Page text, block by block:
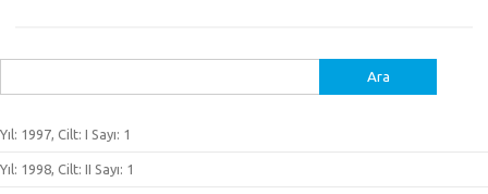
Yıl: 1997, Cilt: I Sayı: 1
Yıl: 1998, Cilt: II Sayı: 1